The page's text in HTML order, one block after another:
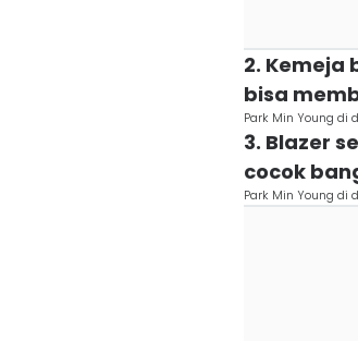
2. Kemeja
bisa
Park Min Young di
3. Blazer
cocok
Park Min Young di